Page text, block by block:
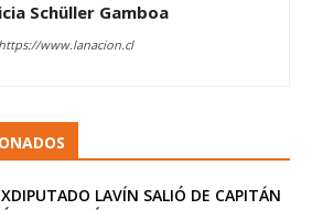
Schüller Gamboa
https://www.lanacion.cl
LAVÍN SALIÓ DE CAPITÁN